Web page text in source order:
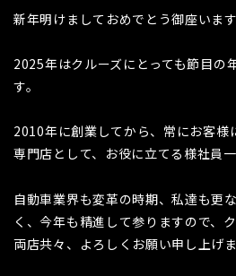
新年明けましておめでとう御座いま
2025年はクルーズにとっても節目の
す。
2010年に創業してから、常にお客様
専門店として、お役に立てる様社員
自動車業界も変革の時期、私達も更
く、今年も精進して参りますので、
両店共々、よろしくお願い申し上げま